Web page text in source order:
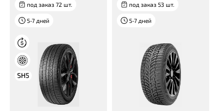
под заказ 72 шт.
5-7 дней
под заказ 53 шт.
5-7 дней